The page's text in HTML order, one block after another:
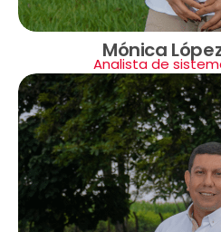
Mónica
Analista de